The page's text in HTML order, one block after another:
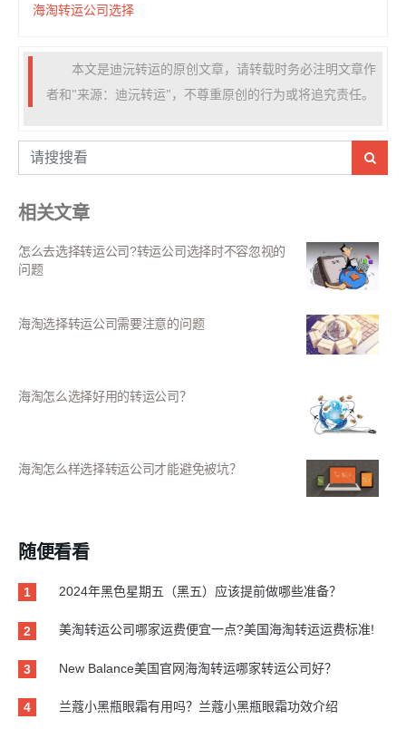
海淘转运公司选择
本文是迪沅转运的原创文章，请转载时务必注明文章作
者和"来源：迪沅转运"，不尊重原创的行为或将追究责任。
相关文章
怎么去选择转运公司?转运公司选择时不容忽视的
问题
海淘选择转运公司需要注意的问题
海淘怎么选择好用的转运公司？
海淘怎么样选择转运公司才能避免被坑？
随便看看
1 2024年黑色星期五（黑五）应该提前做哪些准备？
2 美淘转运公司哪家运费便宜一点?美国海淘转运运费标准!
3 New Balance美国官网海淘转运哪家转运公司好？
4 兰蔻小黑瓶眼霜有用吗？兰蔻小黑瓶眼霜功效介绍